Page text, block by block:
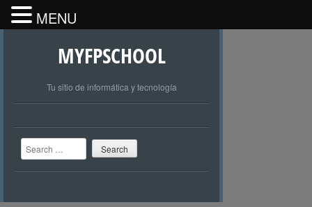
MYFPSCHOOL
Tu sitio de informática y tecnología
Search
MENU